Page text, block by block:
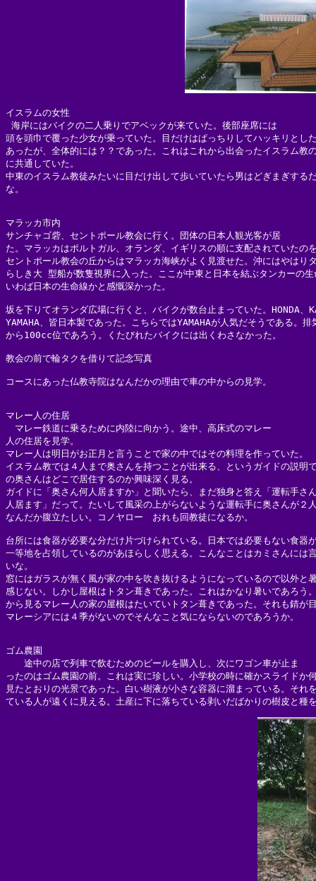
イスラムの女性
海岸にはバイクの二人乗りでアベックが来ていた。後部座席には
頭を頭巾で覆った少女が乗っていた。目だけはぱっちりしてハッキリとし
あったが、全体的には？？であった。これはこれから出会ったイスラム教
に共通していた。
中東のイスラム教徒みたいに目だけ出して歩いていたら男はどぎまぎする
な。
マラッカ市内
サンチャゴ砦、セントポール教会に行く。団体の日本人観光客が居
た。マラッカはポルトガル、オランダ、イギリスの順に支配されていたの
セントポール教会の丘からはマラッカ海峡がよく見渡せた。沖にはやはり
らしき大 型船が数隻視界に入った。ここが中東と日本を結ぶタンカーの生
いわば日本の生命線かと感慨深かった。
坂を下りてオランダ広場に行くと、バイクが数台止まっていた。HONDA、
YAMAHA、皆日本製であった。こちらではYAMAHAが人気だそうである。
から100cc位であろう。くたびれたバイクには出くわさなかった。
教会の前で輪タクを借りて記念写真
コースにあった仏教寺院はなんだかの理由で車の中からの見学。
マレー人の住居
マレー鉄道に乗るために内陸に向かう。途中、高床式のマレー
人の住居を見学。
マレー人は明日がお正月と言うことで家の中ではその料理を作っていた。
イスラム教では４人まで奥さんを持つことが出来る、というガイドの説明
の奥さんはどこで居住するのか興味深く見る。
ガイドに「奥さん何人居ますか」と聞いたら、まだ独身と答え「運転手さ
人居ます」だって。たいして風采の上がらないような運転手に奥さんが２
なんだか腹立たしい。コノヤロー　おれも回教徒になるか。
台所には食器が必要な分だけ片づけられている。日本では必要もない食器
一等地を占領しているのがあほらしく思える。こんなことはカミさんには
いな。
窓にはガラスが無く風が家の中を吹き抜けるようになっているので以外と
感じない。しかし屋根はトタン葺きであった。これはかなり暑いであろう
から見るマレー人の家の屋根はたいていトタン葺きであった。それも錆が
マレーシアには４季がないのでそんなこと気にならないのであろうか。
ゴム農園
途中の店で列車で飲むためのビールを購入し、次にワゴン車が止ま
ったのはゴム農園の前。これは実に珍しい。小学校の時に確かスライドか
見たとおりの光景であった。白い樹液が小さな容器に溜まっている。それ